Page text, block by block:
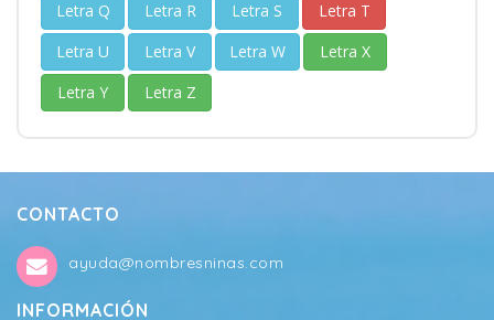
Letra Q
Letra R Letra S
Letra T
Letra U
Letra V Letra W
Letra X
Letra Y
Letra Z
CONTACTO
ayuda@nombresninas.com
INFORMACIÓN